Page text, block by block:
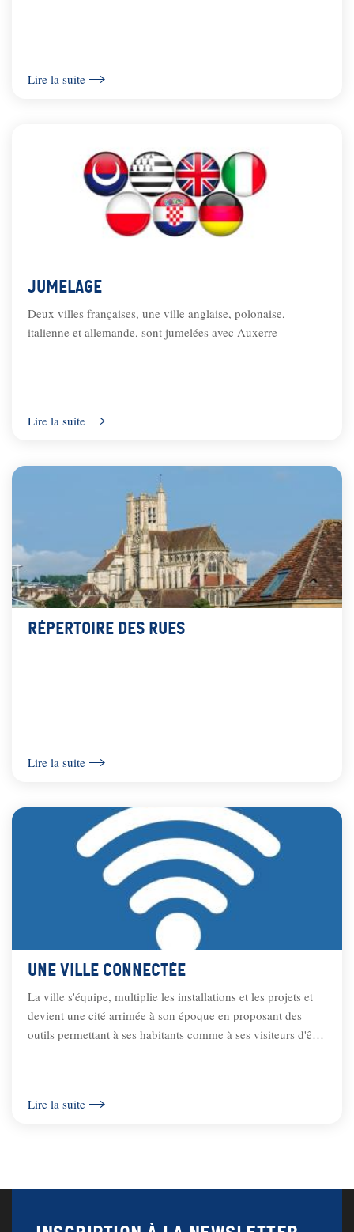
Lire la suite
Jumelage
Deux villes françaises, une ville anglaise, polonaise,
italienne et allemande, sont jumelées avec Auxerre
Lire la suite
Répertoire des rues
Lire la suite
Une ville connectée
La ville s'équipe, multiplie les installations et les projets et
devient une cité arrimée à son époque en proposant des
outils permettant à ses habitants comme à ses visiteurs d'être
Lire la suite